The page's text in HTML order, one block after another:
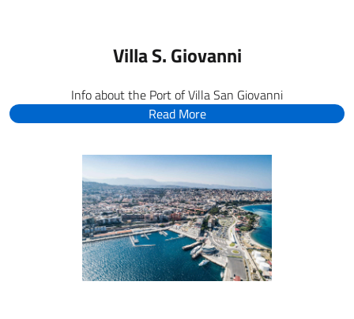
Villa S. Giovanni
Info about the Port of Villa San Giovanni
Read More